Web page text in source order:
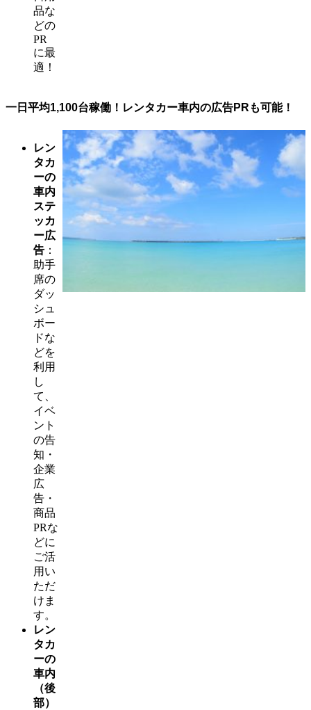
品な
どの
PR
に最
適！
一日平均1,100台稼働！レンタカー車内の広告PRも可能！
レン
タカ
ーの
車内
ステ
ッカ
ー広
告 ：
助手
席の
ダッ
シュ
ボー
ドな
どを
利用
し
て、
イベ
ント
の告
知・
企業
広
告・
商品
PRな
どに
ご活
用い
ただ
けま
す。
レン
タカ
ーの
車内
（後
部）